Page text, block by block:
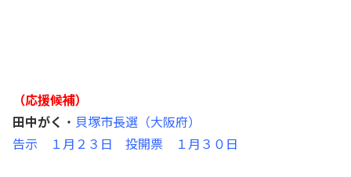
（応援候補）
田中がく ・ 貝塚市長選（大阪府）
告示 １月２３日 投開票 １月３０日